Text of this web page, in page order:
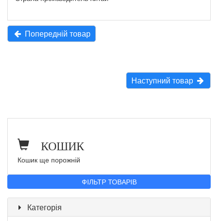
Попередній товар
Наступний товар
КОШИК
Кошик ще порожній
ФІЛЬТР ТОВАРІВ
Категорія